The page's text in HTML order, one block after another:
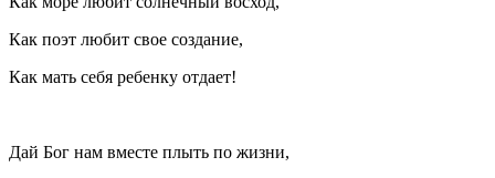
Как поэт любит свое создание,
Как мать себя ребенку отдает!
Дай Бог нам вместе плыть по жизни,